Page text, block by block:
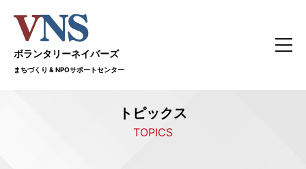
ボランタリーネイバーズ
まちづくり & NPOサポートセンター
トピックス
TOPICS